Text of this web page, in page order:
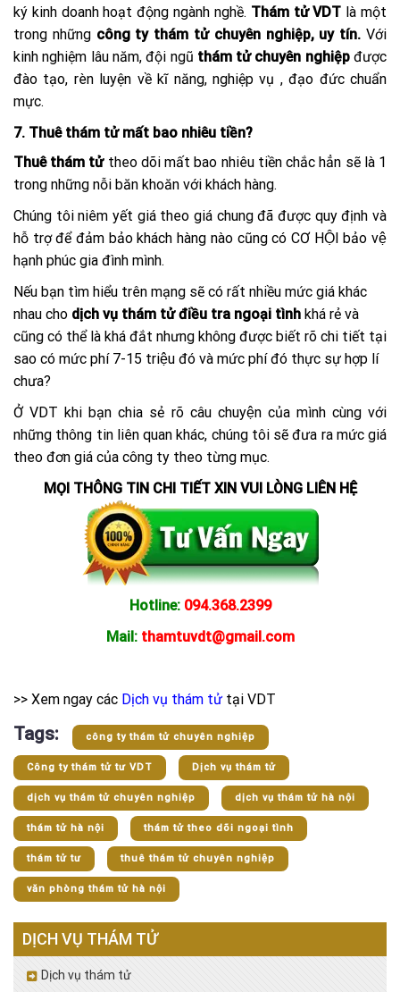
ký kinh doanh hoạt động ngành nghề. Thám tử VDT là một
trong nhữngcông ty thám tử chuyên nghiệp, uy tín. Với
kinh nghiệm lâu năm, đội ngũ thám tử chuyên nghiệpđược
đào tạo, rèn luyện về kĩ năng, nghiệp vụ , đạo đức chuẩn
mực.
7. Thuê thám tử mất bao nhiêu tiền?
Thuê thám tửtheo dõi mất bao nhiêu tiền chắc hẳn sẽ là 1
trong những nỗi băn khoăn với khách hàng.
Chúng tôi niêm yết giá theo giá chung đã được quy định và
hỗ trợ để đảm bảo khách hàng nào cũng có CƠ HỘI bảo vệ
hạnh phúc gia đình mình.
Nếu bạn tìm hiểu trên mạng sẽ có rất nhiều mức giá khác
nhau cho dịch vụ thám tử điều tra ngoại tình khá rẻ và
cũng có thể là khá đắt nhưng không được biết rõ chi tiết tại
sao có mức phí 7-15 triệu đó và mức phí đó thực sự hợp lí
chưa?
Ở VDT khi bạn chia sẻ rõ câu chuyện của mình cùng với
những thông tin liên quan khác, chúng tôi sẽ đưa ra mức giá
theo đơn giá của công ty theo từng mục.
MỌI THÔNG TIN CHI TIẾT XIN VUI LÒNG LIÊN HỆ
Hotline: 094.368.2399
Mail: thamtuvdt@gmail.com
>> Xem ngay các Dịch vụ thám tử tại VDT
Tags: công ty thám tử chuyên nghiệp
Công ty thám tử tư VDT Dịch vụ thám tử
dịch vụ thám tử chuyên nghiệp dịch vụ thám tử hà nội
thám tử hà nội thám tử theo dõi ngoại tình
thám tử tư thuê thám tử chuyên nghiệp
văn phòng thám tử hà nội
DỊCH VỤ THÁM TỬ
Dịch vụ thám tử